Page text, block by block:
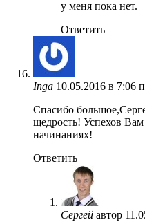
у меня пока нет.
Ответить
Inga 10.05.2016 в 7:06
Спасибо
щедрость! Успехов
начинаниях!
Ответить
Сергей автор